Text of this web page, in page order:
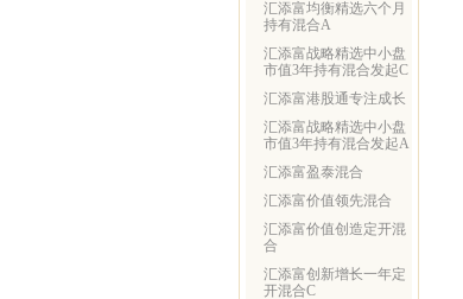
汇添富均衡精选六个月
持有混合A
汇添富战略精选中小盘
市值3年持有混合发起C
汇添富港股通专注成长
汇添富战略精选中小盘
市值3年持有混合发起A
汇添富盈泰混合
汇添富价值领先混合
汇添富价值创造定开混
合
汇添富创新增长一年定
开混合C